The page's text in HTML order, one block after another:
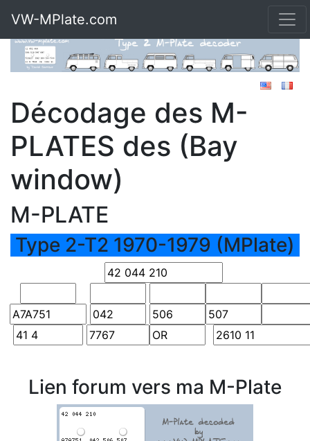
VW-MPlate.com
Décodage des M-
PLATES des (Bay
window)
M-PLATE
Type 2-T2 1970-1979 (MPlate)
Lien forum vers ma M-Plate